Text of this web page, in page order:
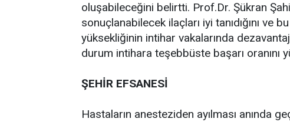
oluşabileceğini belirtti. Prof.Dr. Şükran
sonuçlanabilecek ilaçları iyi tanıdığını ve
yüksekliğinin intihar vakalarında
durum intihara teşebbüste başarı oranını
ŞEHİR EFSANESİ
Hastaların anesteziden ayılması anında